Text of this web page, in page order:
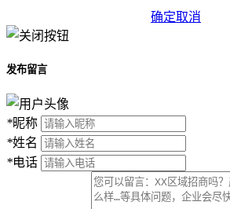
确定取消
发布留言
*昵称
*姓名
*电话